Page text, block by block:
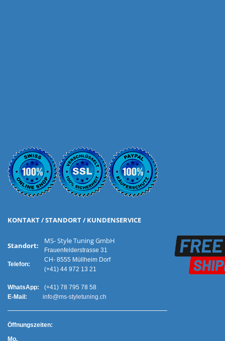
KONTAKT / STANDORT / KUNDENSERVICE
Standort:
Telefon:
MS- Style Tuning GmbH
Frauenfelderstrasse 31
CH- 8555 Müllheim Dorf
(+41) 44 972 13 21
WhatsApp:
(+41) 78 795 78 58
E-Mail:
info@ms-styletuning.ch
Öffnungszeiten:
Mo.